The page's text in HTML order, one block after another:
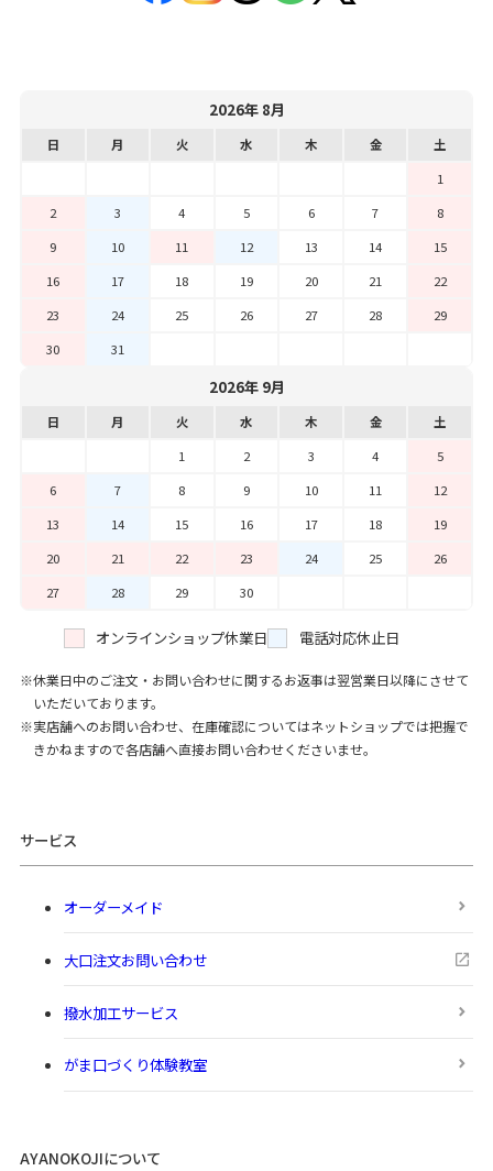
2026年 8月
日 月 火 水 木 金
土
1
2
3 4 5 6 7
8
9
10 11 12 13 14
15
16
17 18 19 20 21
22
23
24 25 26 27 28
29
30
31
2026年 9月
日 月 火 水 木 金
土
1
2 3 4
5
6
7 8 9 10 11
12
13
14 15 16 17 18
19
20
21 22 23 24 25
26
27
28 29 30
オンラインショップ休業日 電話対応休止日
休業日中のご注文・お問い合わせに関するお返事は翌営業日以降にさせて
いただいております。
実店舗へのお問い合わせ、在庫確認についてはネットショップでは把握で
きかねますので各店舗へ直接お問い合わせくださいませ。
サービス
オーダーメイド
大口注文お問い合わせ
撥水加工サービス
がま口づくり体験教室
AYANOKOJIについて